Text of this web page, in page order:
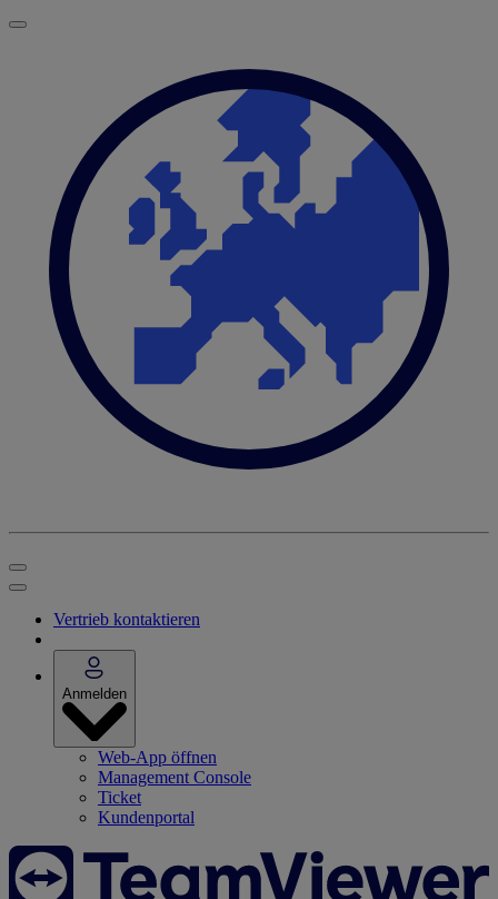
Vertrieb kontaktieren
Anmelden
Web-App öffnen
Management Console
Ticket
Kundenportal